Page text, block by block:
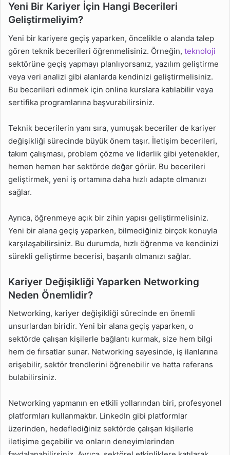
Yeni Bir Kariyer İçin Hangi Becerileri
Geliştirmeliyim?
Yeni bir kariyere geçiş yaparken, öncelikle o alanda talep
gören teknik becerileri öğrenmelisiniz. Örneğin, teknoloji
sektörüne geçiş yapmayı planlıyorsanız, yazılım geliştirme
veya veri analizi gibi alanlarda kendinizi geliştirmelisiniz.
Bu becerileri edinmek için online kurslara katılabilir veya
sertifika programlarına başvurabilirsiniz.
Teknik becerilerin yanı sıra, yumuşak beceriler de kariyer
değişikliği sürecinde büyük önem taşır. İletişim becerileri,
takım çalışması, problem çözme ve liderlik gibi yetenekler,
hemen hemen her sektörde değer görür. Bu becerileri
geliştirmek, yeni iş ortamına daha hızlı adapte olmanızı
sağlar.
Ayrıca, öğrenmeye açık bir zihin yapısı geliştirmelisiniz.
Yeni bir alana geçiş yaparken, bilmediğiniz birçok konuyla
karşılaşabilirsiniz. Bu durumda, hızlı öğrenme ve kendinizi
sürekli geliştirme becerisi, başarılı olmanızı sağlar.
Kariyer Değişikliği Yaparken Networking
Neden Önemlidir?
Networking, kariyer değişikliği sürecinde en önemli
unsurlardan biridir. Yeni bir alana geçiş yaparken, o
sektörde çalışan kişilerle bağlantı kurmak, size hem bilgi
hem de fırsatlar sunar. Networking sayesinde, iş ilanlarına
erişebilir, sektör trendlerini öğrenebilir ve hatta referans
bulabilirsiniz.
Networking yapmanın en etkili yollarından biri, profesyonel
platformları kullanmaktır. LinkedIn gibi platformlar
üzerinden, hedeflediğiniz sektörde çalışan kişilerle
iletişime geçebilir ve onların deneyimlerinden